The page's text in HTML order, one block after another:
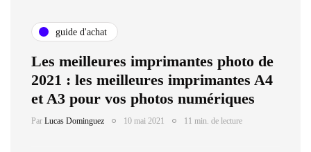
guide d'achat
Les meilleures imprimantes photo de
2021 : les meilleures imprimantes A4
et A3 pour vos photos numériques
Par Lucas Dominguez 10 mai 2021 11 min. de lecture